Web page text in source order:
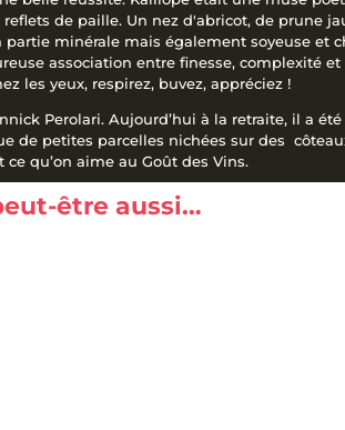
de paille. Un nez d'abricot, de prune
minérale mais également soyeuse et
association entre finesse, complexité
les yeux, respirez, buvez, appréciez !
Perolari. Aujourd’hui à la retraite, il a
de petites parcelles nichées sur des
qu’on aime au Goût des Vins.
être aussi…